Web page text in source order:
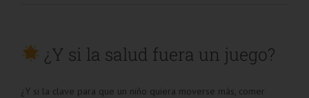
¿Y si la salud fuera un juego?
¿Y si la clave para que un niño quiera moverse más, comer